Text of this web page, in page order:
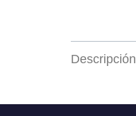
Descripción